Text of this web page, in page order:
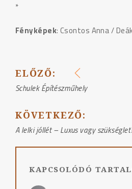
*
Fényképek: Csontos Anna /
BEJEGYZÉS
NAVIGÁCIÓ
ELŐZŐ:
Schulek Építészműhely
KÖVETKEZŐ:
A lelki jóllét – Luxus vagy
KAPCSOLÓDÓ